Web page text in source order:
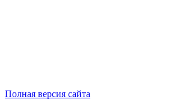
Полная версия сайта